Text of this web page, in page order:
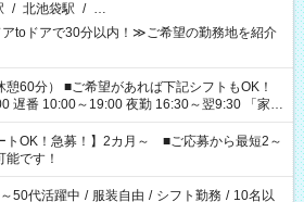
/ 北池袋駅 / …
toドアで30分以内！≫ご希望の勤務地を紹介
ば下記シフトもOK！
番 10:00～19:00 夜勤 16:30～翌9:30 「家族
い」 「余裕を持って夕飯の準備がしたい」
はしたくない」 など、ご希望を教えてください
仕事の勤務時間。 合計で週40時間を超える場
ん。
トOK！急募！】2カ月～ ■ご応募から最短2～
です！
50代活躍中 / 服装自由 / シフト勤務 / 10名以